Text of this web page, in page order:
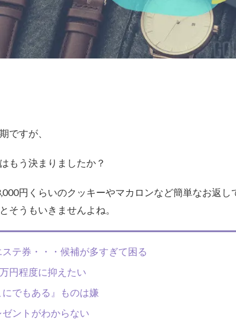
ですが、
もう決まりましたか？
円くらいのクッキーやマカロンなど簡単なお返し
そうもいきませんよね。
テ券・・・候補が多すぎて困る
円程度に抑えたい
でもある』ものは嫌
ントがわからない